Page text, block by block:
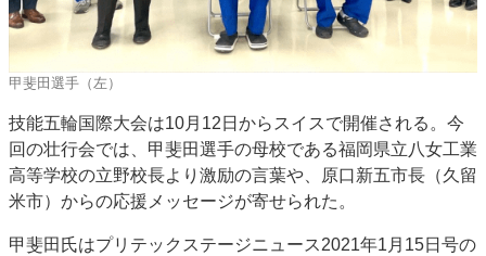
会社案内
購読・購入申し込み
サイトポリシー
お問い合わせ
甲斐田選手（左）
技能五輪国際大会は10月12日からスイスで開催される。今
回の壮行会では、甲斐田選手の母校である福岡県立八女工業
高等学校の立野校長より激励の言葉や、原口新五市長（久留
米市）からの応援メッセージが寄せられた。
甲斐田氏はプリテックステージニュース2021年1月15日号の